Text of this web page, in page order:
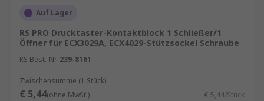
Auf Lager
RS PRO Drucktaster-Kontaktblock 1 Schließer/1
Öffner für ECX3029A, ECX4029-Stützsockel Schraube
RS Best.-Nr. 239-8161
Zwischensumme (1 Stück)
€ 5,44(ohne MwSt.) € 5,44/Stück